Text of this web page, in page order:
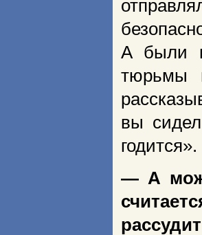
А были
тюрьмы
вы
— А